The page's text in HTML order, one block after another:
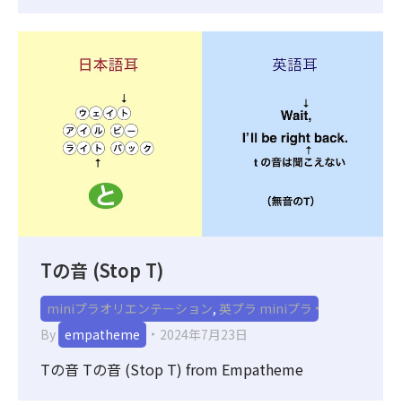
Tの音 (Stop T)
miniプラオリエンテーション, 英プラ miniプラ
By empatheme 2024年7月23日
Tの音 Tの音 (Stop T) from Empatheme